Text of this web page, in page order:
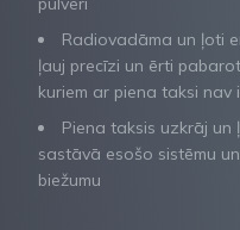
Radiovadāma un ļoti
ļauj precīzi un ērti
kuriem ar piena taksi nav
Piena taksis uzkrāj
sastāvā esošo sistēmu
biežumu